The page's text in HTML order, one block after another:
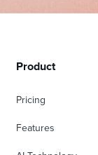
Product
Pricing
Features